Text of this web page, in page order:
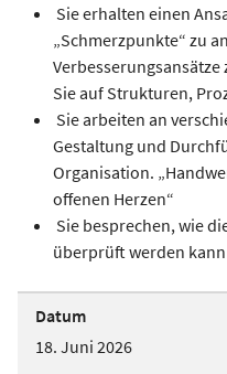
Sie erhalten einen
„Schmerzpunkte“ zu
Sie auf Strukturen,
Sie arbeiten an
Gestaltung und
Organisation.
offenen Herzen“
Sie besprechen, wie
überprüft werden kann
Datum
18. Juni 2026